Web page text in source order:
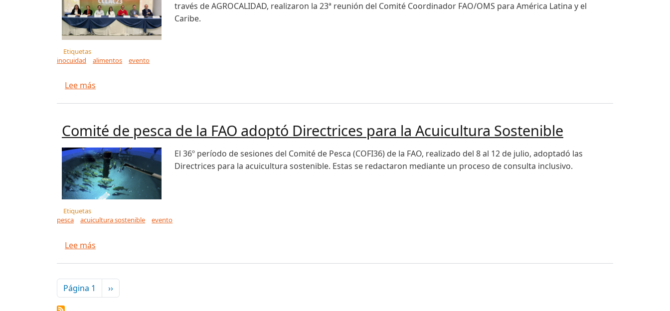
través de AGROCALIDAD, realizaron la 23ª reunión del Comité Coordinador FAO/OMS para América Latina y el
Caribe.
Etiquetas
inocuidad
alimentos evento
Lee más
Comité de pesca de la FAO adoptó Directrices para la Acuicultura Sostenible
El 36º período de sesiones del Comité de Pesca (COFI36) de la FAO, realizado del 8 al 12 de julio, adoptadó las
Directrices para la acuicultura sostenible. Estas se redactaron mediante un proceso de consulta inclusivo.
Etiquetas
pesca
acuicultura sostenible evento
Lee más
Paginación
Página 1 Siguiente página
››